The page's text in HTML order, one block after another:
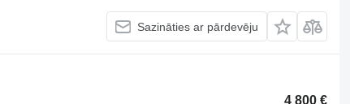
Sazināties ar pārdevēju
4 800 €